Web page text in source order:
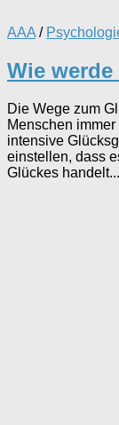
AAA /
Wie
Die Wege zum
Menschen
intensive
einstellen, dass
Glückes